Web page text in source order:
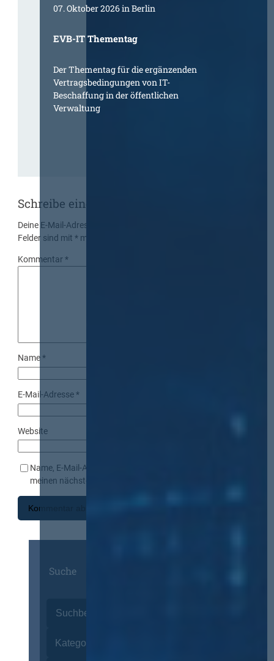
07. Oktober 2026 in Berlin
EVB-IT Thementag
Der Thementag für die ergänzenden
Vertragsbedingungen von IT-
Beschaffung in der öffentlichen
Verwaltung
Schreibe einen Kommentar
Deine E-Mail-Adresse wird nicht veröffentlicht.
Felder sind mit* markiert
Kommentar*
Name*
E-Mail-Adresse*
Website
Name, E-Mail-Adresse und Website in diesem Browser für
meinen nächsten Kommentar speichern.
Suche